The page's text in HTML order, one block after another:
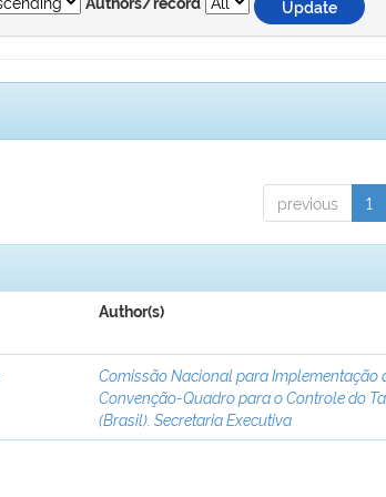
Authors/record
previous 1
Author(s)
Comissão Nacional para Implementação
Convenção-Quadro para o Controle do
(Brasil). Secretaria Executiva